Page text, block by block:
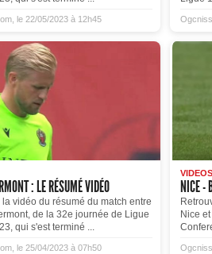
le 22/05/2023 à 12h45
: LE RÉSUMÉ VIDÉO
la vidéo du résumé du match entre
de la 32e journée de Ligue
qui s'est terminé ...
le 25/04/2023 à 07h50
NICE -
Nice